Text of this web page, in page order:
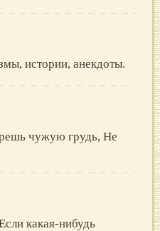
истории, анекдоты.
чужую грудь, Не
какая-нибудь